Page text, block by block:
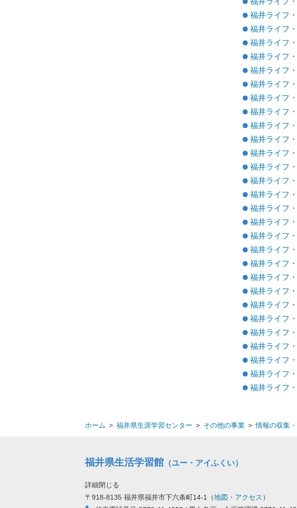
福井ライフ
福井ライフ
福井ライフ
福井ライフ
福井ライフ
福井ライフ
福井ライフ
福井ライフ
福井ライフ
福井ライフ
福井ライフ
福井ライフ
福井ライフ
福井ライフ
福井ライフ
福井ライフ
福井ライフ
福井ライフ
福井ライフ
福井ライフ
福井ライフ
福井ライフ
福井ライフ
福井ライフ
福井ライフ
福井ライフ
福井ライフ
福井ライフ
ホーム > 福井県生涯学習センター > その他の事業 > 情報の収集
福井県生活学習館 （ユー・アイふくい）
詳細閉じる
〒918-8135 福井県福井市下六条町14-1
（地図・アクセス ）